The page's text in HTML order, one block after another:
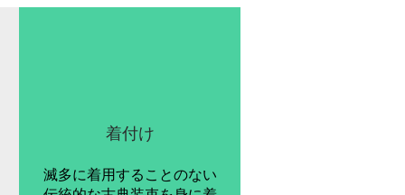
​着付け
​滅多に着用することのない